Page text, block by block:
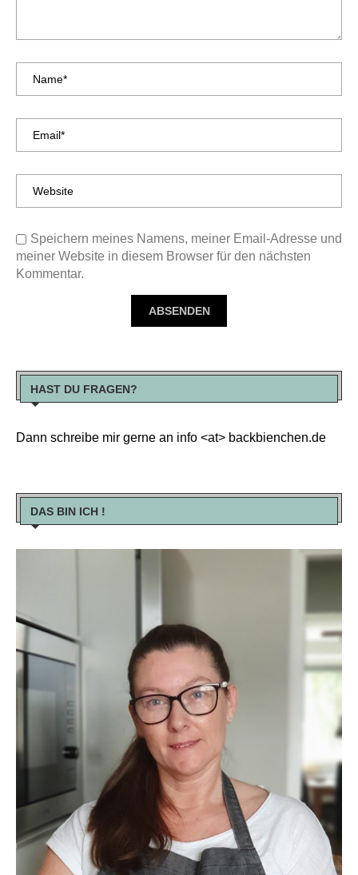
Speichern meines Namens, meiner Email-Adresse und
meiner Website in diesem Browser für den nächsten
Kommentar.
HAST DU FRAGEN?
Dann schreibe mir gerne an info <at> backbienchen.de
DAS BIN ICH !